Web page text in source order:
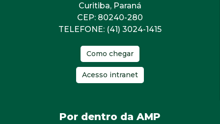
Curitiba, Paraná
CEP: 80240-280
TELEFONE: (41) 3024-1415
Como chegar
Acesso intranet
Por dentro da AMP